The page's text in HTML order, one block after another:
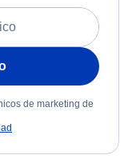
de marketing de